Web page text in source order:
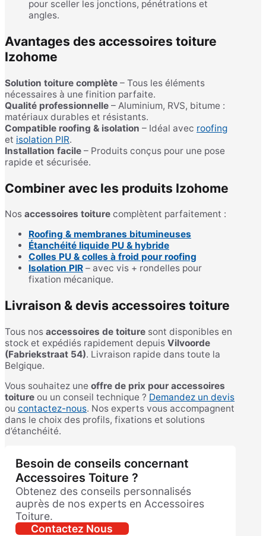
pour sceller les jonctions, pénétrations et
angles.
Avantages des accessoires toiture
Izohome
Solution toiture complète – Tous les éléments
nécessaires à une finition parfaite.
Qualité professionnelle – Aluminium, RVS, bitume :
matériaux durables et résistants.
Compatible roofing & isolation – Idéal avec roofing
et isolation PIR.
Installation facile – Produits conçus pour une pose
rapide et sécurisée.
Combiner avec les produits Izohome
Nos accessoires toiture complètent parfaitement :
Roofing & membranes bitumineuses
Étanchéité liquide PU & hybride
Colles PU & colles à froid pour roofing
Isolation PIR – avec vis + rondelles pour
fixation mécanique.
Livraison & devis accessoires toiture
Tous nos accessoires de toiture sont disponibles en
stock et expédiés rapidement depuis Vilvoorde
(Fabriekstraat 54). Livraison rapide dans toute la
Belgique.
Vous souhaitez une offre de prix pour accessoires
toiture ou un conseil technique ? Demandez un devis
ou contactez-nous. Nos experts vous accompagnent
dans le choix des profils, fixations et solutions
d’étanchéité.
Besoin de conseils concernant
Accessoires Toiture ?
Obtenez des conseils personnalisés
auprès de nos experts en Accessoires
Toiture.
Contactez Nous